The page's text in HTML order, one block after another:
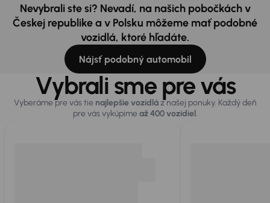
Nevybrali ste si? Nevadí, na našich pobočkách v
Českej republike a v Polsku môžeme mať podobné
vozidlá, ktoré hľadáte.
Nájsť podobný automobil
Vybrali sme pre vás
Vyberáme pre vás tie najlepšie vozidláz našej ponuky. Každý deň
pre vás vykúpimeaž 400 vozidiel.